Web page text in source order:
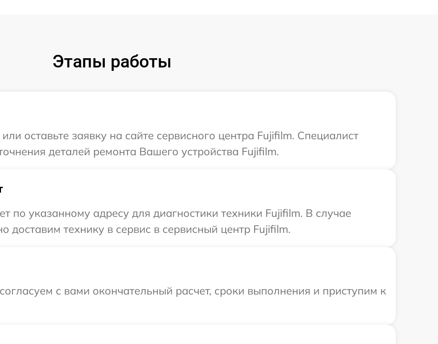
Этапы работы
оставьте заявку на сайте сервисного центра Fujifilm. Специалист
деталей ремонта Вашего устройства Fujifilm.
по указанному адресу для диагностики техники Fujifilm. В случае
доставим технику в сервис в сервисный центр Fujifilm.
с вами окончательный расчет, сроки выполнения и приступим к